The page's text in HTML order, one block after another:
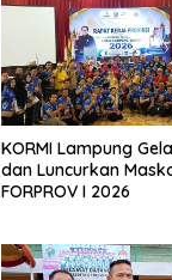
KORMI Lampung
dan Luncurkan
FORPROV I 2026